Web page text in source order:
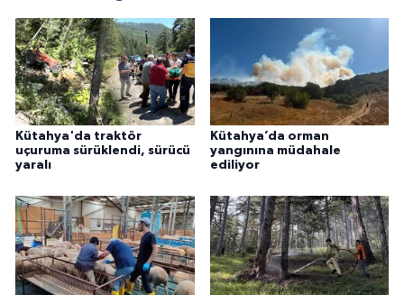
Kütahya'da traktör
uçuruma sürüklendi, sürücü
yaralı
Kütahya’da orman
yangınına müdahale
ediliyor